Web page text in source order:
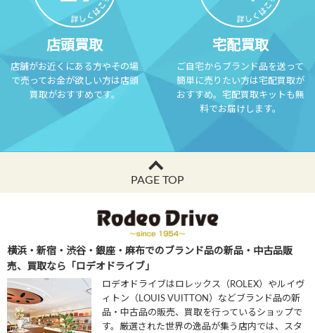
店頭買取
店舗がお近くにある方やその場
で売ってお金が欲しい方は店頭
買取がおすすめです。
宅配買取
ご自宅からブランド品を送って
簡単に売りたい方は宅配買取が
おすすめ。宅配買取キットも無
料でお届けします。
PAGE TOP
横浜・新宿・渋谷・銀座・麻布でのブランド品の新品・中古品販
売、買取なら「ロデオドライブ」
ロデオドライブはロレックス（ROLEX）やルイヴ
ィトン（LOUIS VUITTON）などブランド品の新
品・中古品の販売、買取を行っているショップで
す。厳選された世界の逸品が集う店内では、スタ